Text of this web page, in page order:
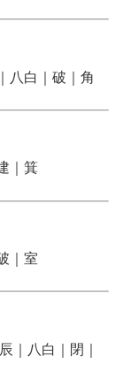
八白｜破｜角
｜箕
｜室
｜八白｜閉｜